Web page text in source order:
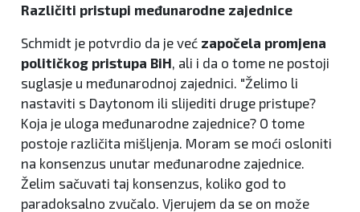
Različiti pristupi međunarodne zajednice
Schmidt je potvrdio da je već započela promjena
političkog pristupa BiH , ali i da o tome ne postoji
suglasje u međunarodnoj zajednici. "Želimo li
nastaviti s Daytonom ili slijediti druge pristupe?
Koja je uloga međunarodne zajednice? O tome
postoje različita mišljenja. Moram se moći osloniti
na konsenzus unutar međunarodne zajednice.
Želim sačuvati taj konsenzus, koliko god to
paradoksalno zvučalo. Vjerujem da se on može